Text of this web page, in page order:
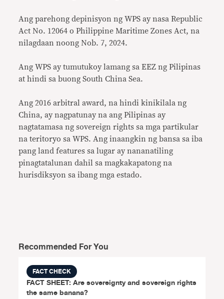
Ang parehong depinisyon ng WPS ay nasa Republic
Act No. 12064 o Philippine Maritime Zones Act, na
nilagdaan noong Nob. 7, 2024.
Ang WPS ay tumutukoy lamang sa EEZ ng Pilipinas
at hindi sa buong South China Sea.
Ang 2016 arbitral award, na hindi kinikilala ng
China, ay nagpatunay na ang Pilipinas ay
nagtatamasa ng sovereign rights sa mga partikular
na teritoryo sa WPS. Ang inaangkin ng bansa sa iba
pang land features sa lugar ay nananatiling
pinagtatalunan dahil sa magkakapatong na
hurisdiksyon sa ibang mga estado.
Recommended For You
FACT CHECK
FACT SHEET: Are sovereignty and sovereign rights
the same banana?